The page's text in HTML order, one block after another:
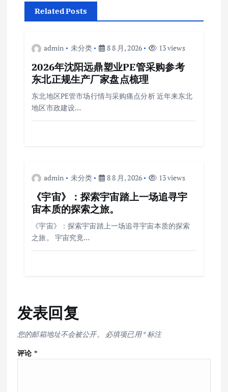
Related Posts
admin 未分类 8 8 月, 2026 13 views
2026年沈阳远鼎塑业PE管采购参考
东北正规生产厂家盘点梳理
东北地区PE管市场行情与采购痛点分析 近年来东北
地区市政建设…
admin 未分类 8 8 月, 2026 13 views
《宇宙》：探索宇宙踏上一场追寻宇
宙本质的探索之旅。
《宇宙》：探索宇宙踏上一场追寻宇宙本质的探索
之旅。 宇宙究竟…
发表回复
您的邮箱地址不会被公开。 必填项已用*标注
评论 *